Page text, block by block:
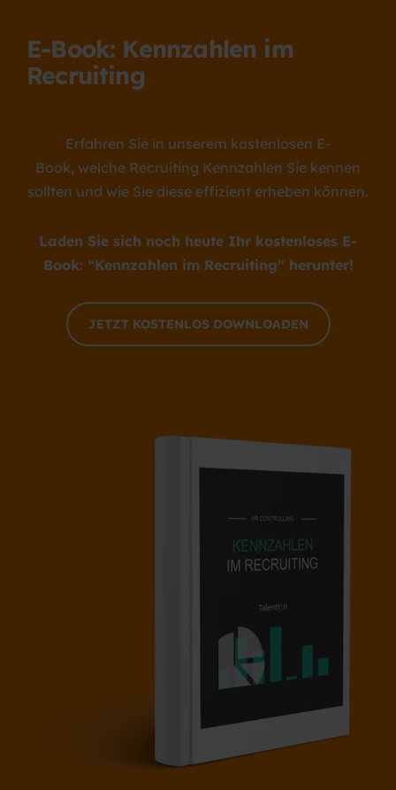
E-Book: Kennzahlen im
Recruiting
Erfahren Sie in unserem kostenlosen E-
Book, welche Recruiting Kennzahlen Sie kennen
sollten und wie Sie diese effizient erheben können.
Laden Sie sich noch heute Ihr kostenloses E-
Book: “Kennzahlen im Recruiting" herunter!
JETZT KOSTENLOS DOWNLOADEN